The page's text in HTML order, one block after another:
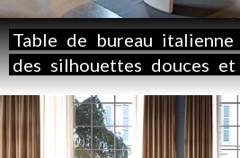
Table de bureau italienne
des silhouettes douces et